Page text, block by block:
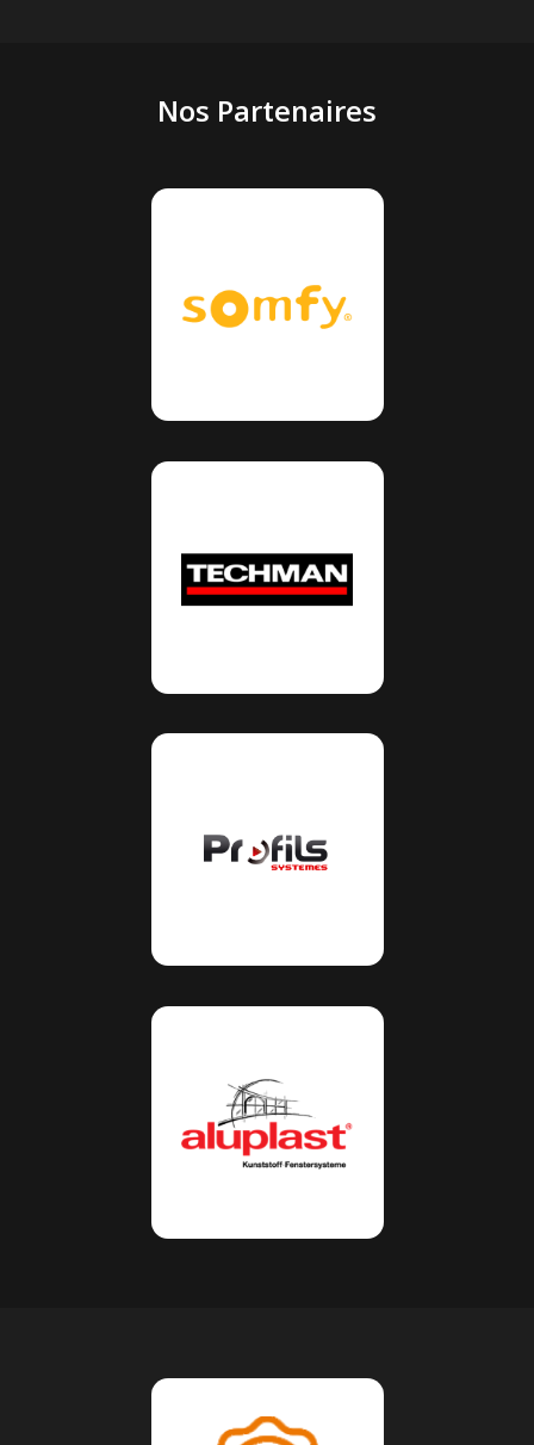
Nos Partenaires